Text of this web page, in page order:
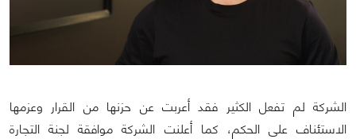
الشركة لم تفعل الكثير فقد أعربت عن حزنها من القرار وعزمها
الاستئناف على الحكم، كما أعلنت الشركة موافقة لجنة التجارة